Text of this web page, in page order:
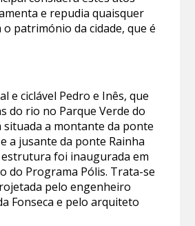
e repudia quaisquer
o património da cidade, que é
e ciclável Pedro e Inês, que
do rio no Parque Verde do
situada a montante da ponte
a jusante da ponte Rainha
estrutura foi inaugurada em
do Programa Pólis. Trata-se
pelo engenheiro
Fonseca e pelo arquiteto